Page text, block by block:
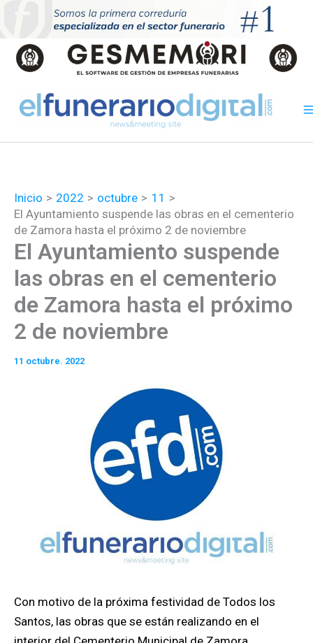
contenido
Inicio 2022 octubre
11
El Ayuntamiento suspende las obras en el cementerio
de Zamora hasta el próximo 2 de noviembre
El Ayuntamiento suspende
las obras en el cementerio
de Zamora hasta el próximo
2 de noviembre
11 octubre. 2022
Con motivo de la próxima festividad de Todos los
Santos, las obras que se están realizando en el